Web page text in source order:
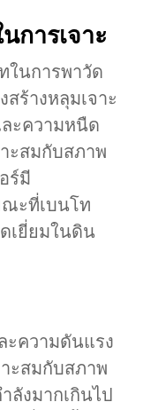
การเจาะ
ในการพาวัด
ร้างหลุมเจาะ
ะความหนืด
ะสมกับสภาพ
ร์มี
ะที่เบนโท
เยี่ยมในดิน
ะความดันแรง
ะสมกับสภาพ
ลังมากเกินไป